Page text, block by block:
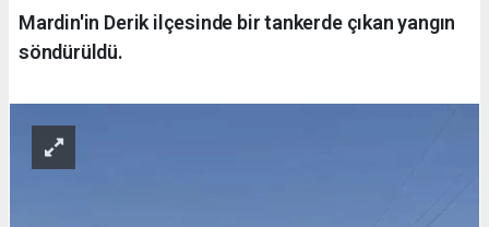
Mardin'in Derik ilçesinde bir tankerde çıkan yangın
söndürüldü.